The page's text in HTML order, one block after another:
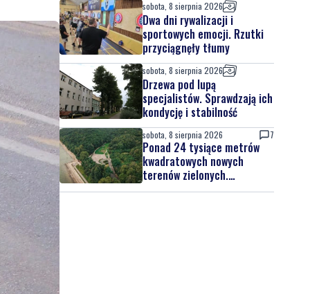
sobota, 8 sierpnia 2026
Dwa dni rywalizacji i
sportowych emocji. Rzutki
przyciągnęły tłumy
sobota, 8 sierpnia 2026
Drzewa pod lupą
specjalistów. Sprawdzają ich
kondycję i stabilność
sobota, 8 sierpnia 2026 7
Ponad 24 tysiące metrów
kwadratowych nowych
terenów zielonych.
Powstanie nowa przestrzeń